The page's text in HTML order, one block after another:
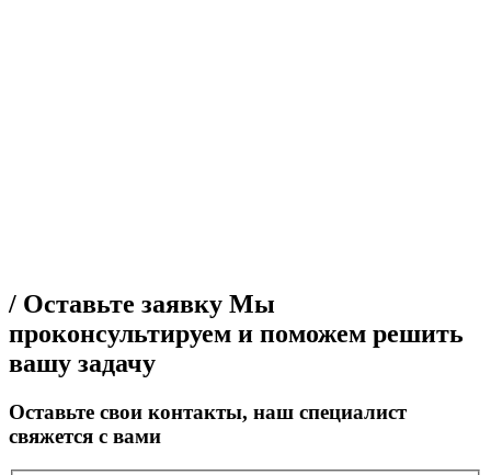
/ Оставьте заявку Мы
проконсультируем и поможем решить
вашу задачу
Оставьте свои контакты, наш специалист
свяжется с вами